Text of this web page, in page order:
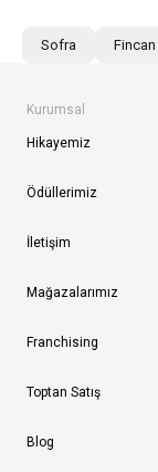
Sofra Fincan
Kurumsal
Hikayemiz
Ödüllerimiz
İletişim
Mağazalarımız
Franchising
Toptan Satış
Blog